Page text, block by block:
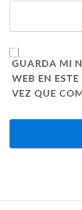
GUARDA MI
WEB EN
VEZ QUE